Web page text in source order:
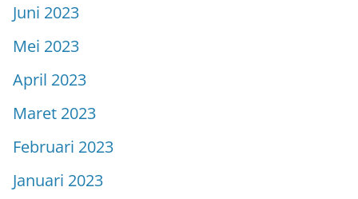
Juni 2023
Mei 2023
April 2023
Maret 2023
Februari 2023
Januari 2023